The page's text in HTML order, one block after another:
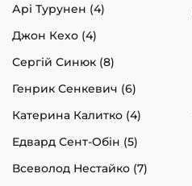
Арі Турунен (4)
Джон Кехо (4)
Сергій Синюк (8)
Генрик Сенкевич (6)
Катерина Калитко (4)
Едвард Сент-Обін (5)
Всеволод Нестайко (7)